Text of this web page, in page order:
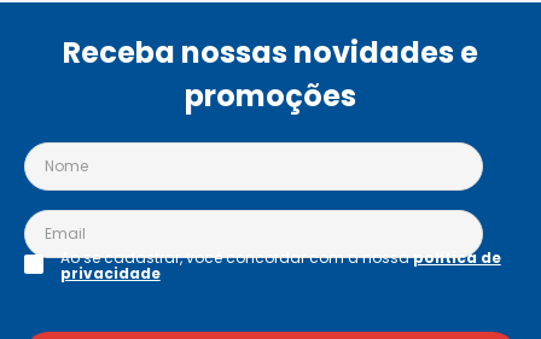
Receba nossas novidades e
promoções
Ao se cadastrar, você concordar com a nossapolítica de
privacidade